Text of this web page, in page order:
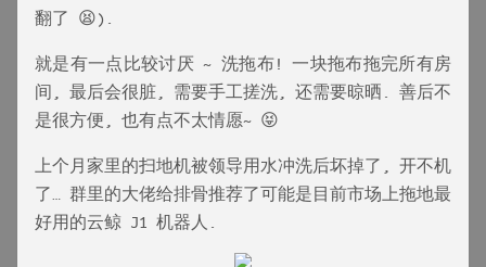
翻了 😫).
就是有一点比较讨厌 ~ 洗拖布! 一块拖布拖完所有房
间, 最后会很脏, 需要手工搓洗, 还需要晾晒. 善后不
是很方便, 也有点不太情愿~ 😝
上个月家里的扫地机被领导用水冲洗后坏掉了, 开不机
了… 群里的大佬给排骨推荐了可能是目前市场上拖地最
好用的云鲸 J1 机器人.